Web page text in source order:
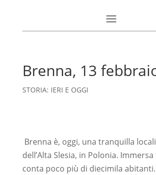
Brenna, 13
STORIA: IERI E OGGI
Brenna è, oggi, una tranquilla
dell’Alta Slesia, in Polonia.
conta poco più di diecimila